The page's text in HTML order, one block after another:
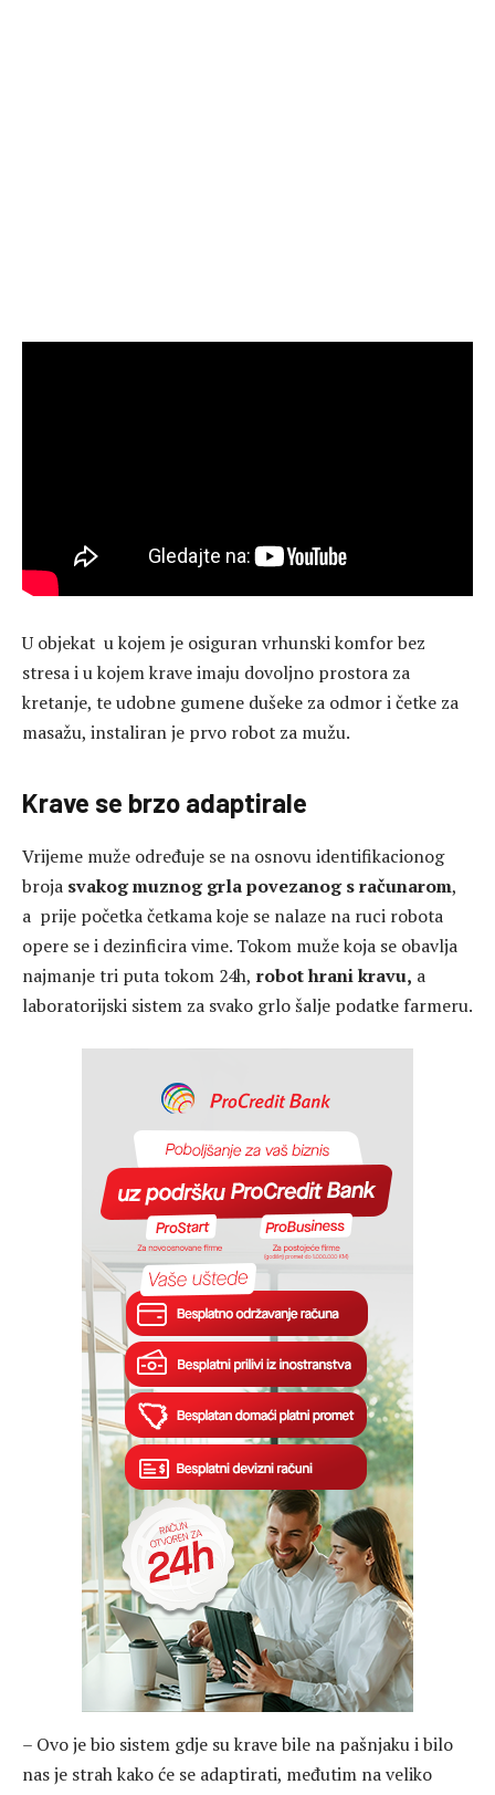
U objekat u kojem je osiguran vrhunski komfor bez
stresa i u kojem krave imaju dovoljno prostora za
kretanje, te udobne gumene dušeke za odmor i četke za
masažu, instaliran je prvo robot za mužu.
Krave se brzo adaptirale
Vrijeme muže određuje se na osnovu identifikacionog
broja svakog muznog grla povezanog s računarom,
a prije početka četkama koje se nalaze na ruci robota
opere se i dezinficira vime. Tokom muže koja se obavlja
najmanje tri puta tokom 24h, robot hrani kravu, a
laboratorijski sistem za svako grlo šalje podatke farmeru.
– Ovo je bio sistem gdje su krave bile na pašnjaku i bilo
nas je strah kako će se adaptirati, međutim na veliko